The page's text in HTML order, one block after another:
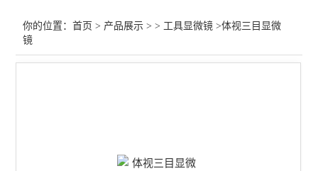
你的位置：首页 > 产品展示 > > 工具显微镜 >体视三目显微
镜